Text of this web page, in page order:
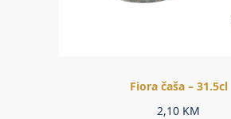
Fiora čaša – 31.5cl
2,10 KM